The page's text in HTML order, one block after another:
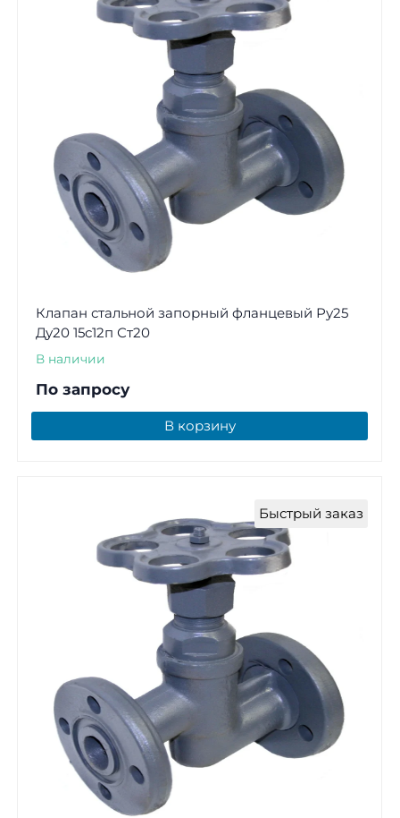
Клапан стальной запорный фланцевый Ру25
Ду20 15с12п Ст20
В наличии
По запросу
В корзину
Быстрый заказ